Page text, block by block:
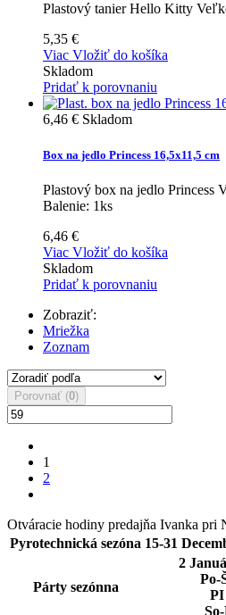
Plastový tanier Hello Kitty
5,35 €
Viac Vložiť do košíka
Skladom
Pridať k porovnaniu
6,46 € Skladom
Box na jedlo Princess 16,5x11,5 cm
Plastový box na jedlo Princess
Balenie: 1ks
6,46 €
Viac Vložiť do košíka
Skladom
Pridať k porovnaniu
Zobraziť:
Mriežka
Zoznam
Porovnať (0)
1
2
Otváracie hodiny predajňa Ivanka pri
Pyrotechnická sezóna 15-31
Párty sezónna
2
Po-
PI